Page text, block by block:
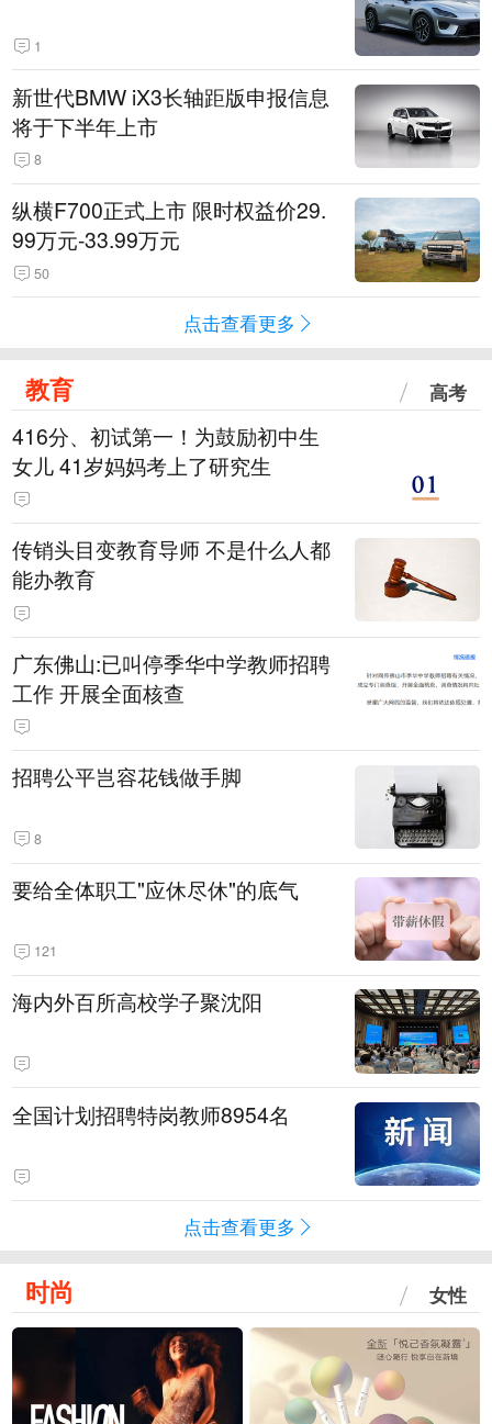
1
新世代BMW iX3长轴距版申报信息
将于下半年上市
8
纵横F700正式上市 限时权益价29.
99万元-33.99万元
50
点击查看更多
教育 高考
416分、初试第一！为鼓励初中生
女儿 41岁妈妈考上了研究生
传销头目变教育导师 不是什么人都
能办教育
广东佛山:已叫停季华中学教师招聘
工作 开展全面核查
招聘公平岂容花钱做手脚
8
要给全体职工"应休尽休"的底气
121
海内外百所高校学子聚沈阳
全国计划招聘特岗教师8954名
点击查看更多
时尚 女性